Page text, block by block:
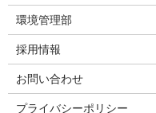
環境管理部
採用情報
お問い合わせ
プライバシーポリシー